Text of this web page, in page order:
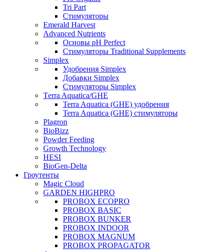
Tri Part
Стимуляторы
Emerald Harvest
Advanced Nutrients
Основы pH Perfect
Стимуляторы Traditional Supplements
Simplex
Удобрения Simplex
Добавки Simplex
Стимуляторы Simplex
Тerra Aquatica/GHE
Terra Aquatica (GHE) удобрения
Terra Aquatica (GHE) стимуляторы
Plagron
BioBizz
Powder Feeding
Growth Technology
HESI
BioGen-Delta
Гроутенты
Magic Cloud
GARDEN HIGHPRO
PROBOX ECOPRO
PROBOX BASIC
PROBOX BUNKER
PROBOX INDOOR
PROBOX MAGNUM
PROBOX PROPAGATOR